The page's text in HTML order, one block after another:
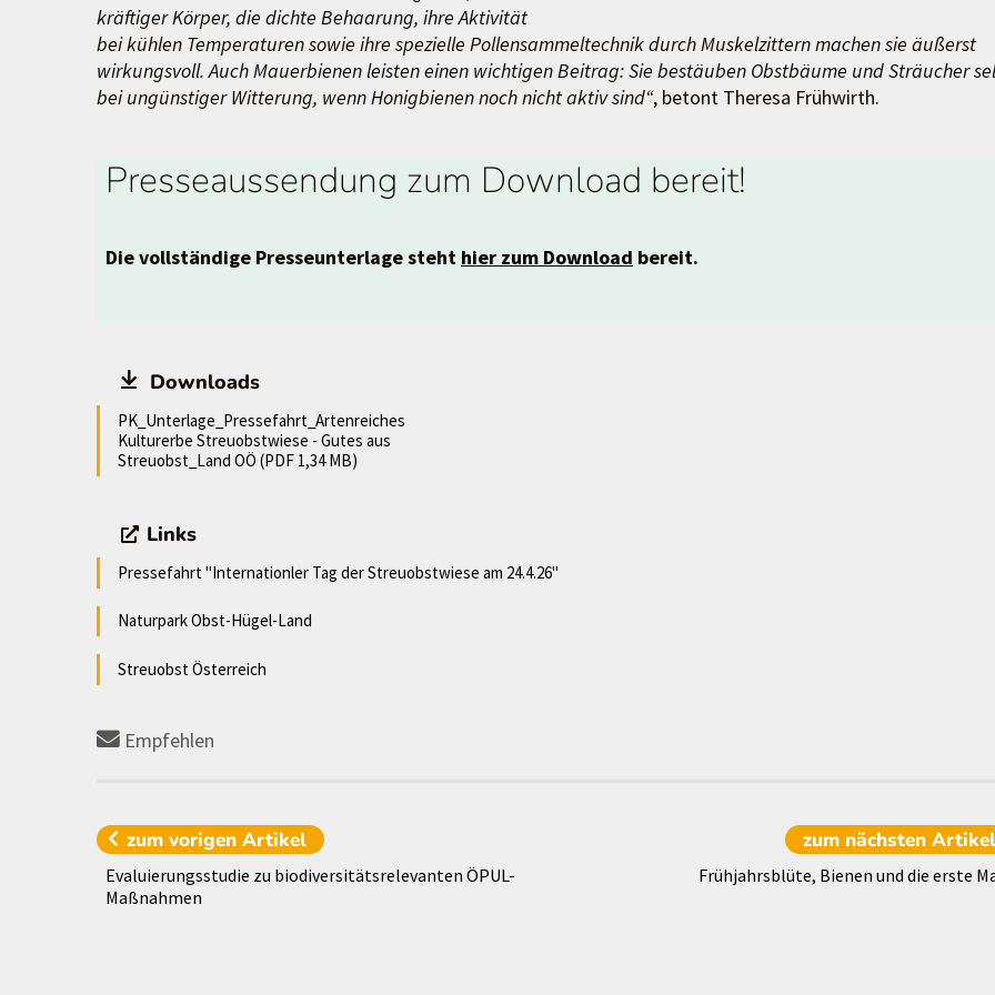
kräftiger Körper, die dichte Behaarung, ihre Aktivität
bei kühlen Temperaturen sowie ihre spezielle Pollensammeltechnik durch Muskelzittern machen sie äußerst
wirkungsvoll. Auch Mauerbienen leisten einen wichtigen Beitrag: Sie bestäuben Obstbäume und Sträucher
bei ungünstiger Witterung, wenn Honigbienen noch nicht aktiv sind“, betont Theresa Frühwirth.
Presseaussendung zum Download bereit!
Die vollständige Presseunterlage steht hier zum Download bereit.
Downloads
PK_Unterlage_Pressefahrt_Artenreiches
Kulturerbe Streuobstwiese - Gutes aus
Streuobst_Land OÖ (PDF 1,34 MB)
Links
Pressefahrt "Internationler Tag der Streuobstwiese am 24.4.26"
Naturpark Obst-Hügel-Land
Streuobst Österreich
Empfehlen
zum vorigenArtikel
Evaluierungsstudie zu biodiversitätsrelevanten ÖPUL-
Maßnahmen
zum nächsten Artikel
Frühjahrsblüte, Bienen und die erste